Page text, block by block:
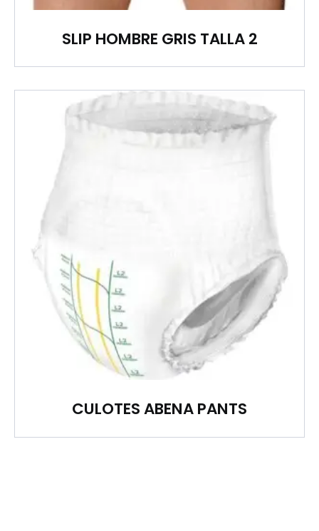
SLIP HOMBRE GRIS TALLA 2
CULOTES ABENA PANTS